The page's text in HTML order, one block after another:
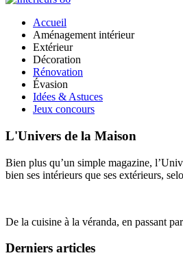
Accueil
Aménagement intérieur
Extérieur
Décoration
Rénovation
Évasion
Idées & Astuces
Jeux concours
L'Univers de la Maison
Bien plus qu’un simple magazine,
bien ses intérieurs que ses extérieurs,
De la cuisine à la véranda, en passant
Derniers articles